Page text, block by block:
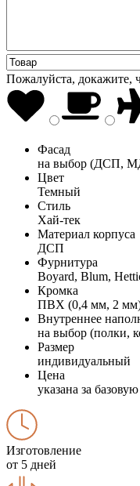
Пожалуйста, докажите,
Фасад
на выбор (ДСП,
Цвет
Темный
Стиль
Хай-тек
Материал корпуса
ДСП
Фурнитура
Boyard, Blum,
Кромка
ПВХ (0,4 мм, 2
Внутреннее
на выбор (полки,
Размер
индивидуальный
Цена
указана за
Изготовление
от 5 дней